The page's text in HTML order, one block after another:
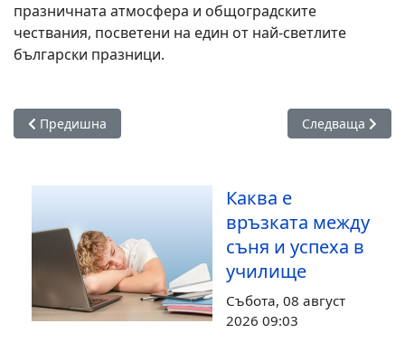
празничната атмосфера и общоградските
чествания, посветени на един от най-светлите
български празници.
Предишна статия: "Буки Фест" отново събра ученици,
Предишна Следваща
Следваща
Каква е
връзката между
съня и успеха в
училище
Събота, 08 август
2026 09:03